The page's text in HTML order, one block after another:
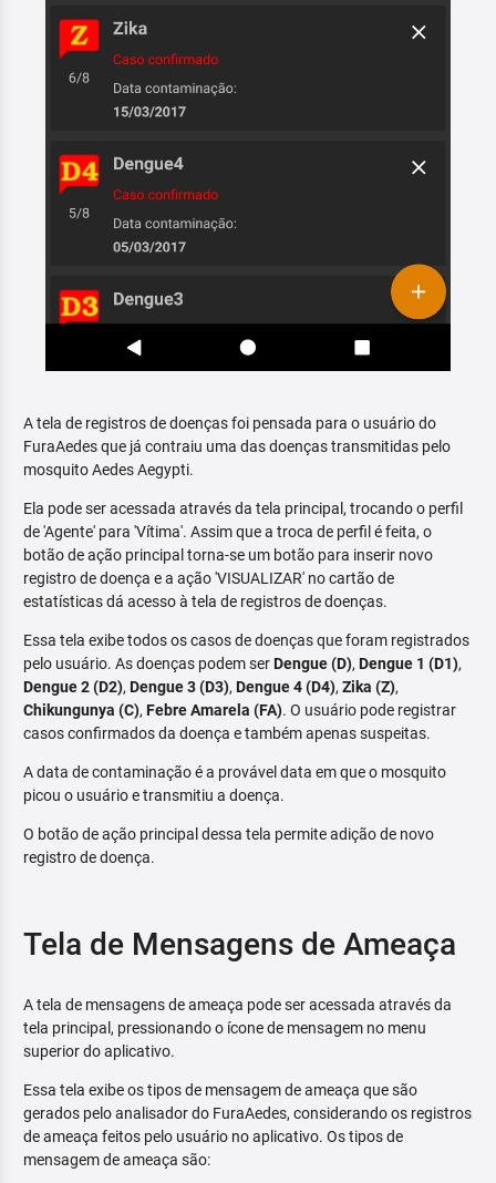
A tela de registros de doenças foi pensada para o usuário do
FuraAedes que já contraiu uma das doenças transmitidas pelo
mosquito Aedes Aegypti.
Ela pode ser acessada através da tela principal, trocando o perfil
de 'Agente' para 'Vítima'. Assim que a troca de perfil é feita, o
botão de ação principal torna-se um botão para inserir novo
registro de doença e a ação 'VISUALIZAR' no cartão de
estatísticas dá acesso à tela de registros de doenças.
Essa tela exibe todos os casos de doenças que foram registrados
pelo usuário. As doenças podem serDengue (D), Dengue 1 (D1),
Dengue 2 (D2), Dengue 3 (D3), Dengue 4 (D4), Zika (Z),
Chikungunya (C), Febre Amarela (FA). O usuário pode registrar
casos confirmados da doença e também apenas suspeitas.
A data de contaminação é a provável data em que o mosquito
picou o usuário e transmitiu a doença.
O botão de ação principal dessa tela permite adição de novo
registro de doença.
Tela de Mensagens de Ameaça
A tela de mensagens de ameaça pode ser acessada através da
tela principal, pressionando o ícone de mensagem no menu
superior do aplicativo.
Essa tela exibe os tipos de mensagem de ameaça que são
gerados pelo analisador do FuraAedes, considerando os registros
de ameaça feitos pelo usuário no aplicativo. Os tipos de
mensagem de ameaça são: